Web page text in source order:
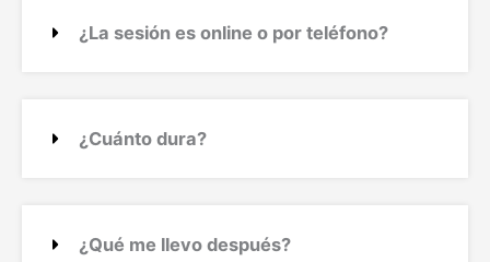
¿La sesión es online o por teléfono?
¿Cuánto dura?
¿Qué me llevo después?